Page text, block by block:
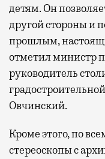
детям. Он
другой стороны и
прошлым,
отметил министр
руководитель
Овчинский.
Кроме этого, по
стереоскопы с